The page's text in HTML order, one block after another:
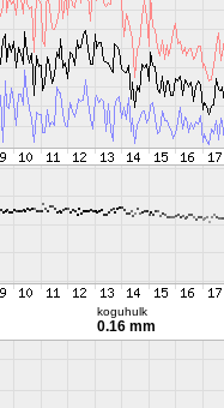
koguhulk
0.16 mm